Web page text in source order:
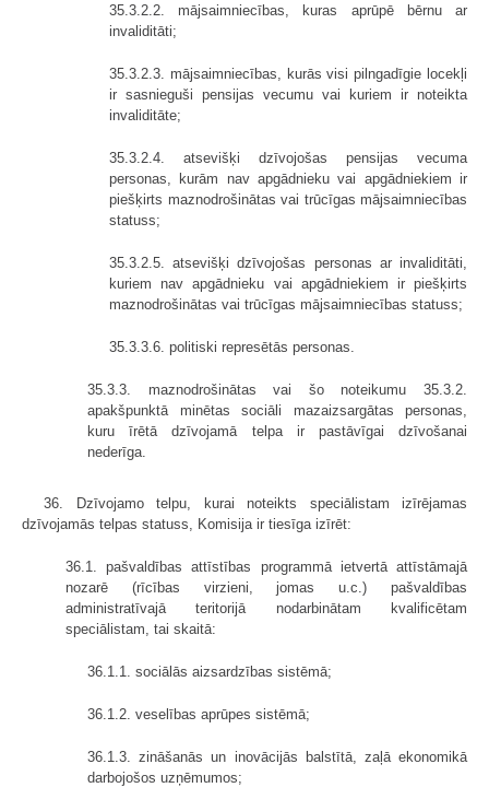
35.3.2.2. mājsaimniecības, kuras aprūpē bērnu ar
invaliditāti;
35.3.2.3. mājsaimniecības, kurās visi pilngadīgie locekļi
ir sasnieguši pensijas vecumu vai kuriem ir noteikta
invaliditāte;
35.3.2.4. atsevišķi dzīvojošas pensijas vecuma
personas, kurām nav apgādnieku vai apgādniekiem ir
piešķirts maznodrošinātas vai trūcīgas mājsaimniecības
statuss;
35.3.2.5. atsevišķi dzīvojošas personas ar invaliditāti,
kuriem nav apgādnieku vai apgādniekiem ir piešķirts
maznodrošinātas vai trūcīgas mājsaimniecības statuss;
35.3.3.6. politiski represētās personas.
35.3.3. maznodrošinātas vai šo noteikumu 35.3.2.
apakšpunktā minētas sociāli mazaizsargātas personas,
kuru īrētā dzīvojamā telpa ir pastāvīgai dzīvošanai
nederīga.
36. Dzīvojamo telpu, kurai noteikts speciālistam izīrējamas
dzīvojamās telpas statuss, Komisija ir tiesīga izīrēt:
36.1. pašvaldības attīstības programmā ietvertā attīstāmajā
nozarē (rīcības virzieni, jomas u.c.) pašvaldības
administratīvajā teritorijā nodarbinātam kvalificētam
speciālistam, tai skaitā:
36.1.1. sociālās aizsardzības sistēmā;
36.1.2. veselības aprūpes sistēmā;
36.1.3. zināšanās un inovācijās balstītā, zaļā ekonomikā
darbojošos uzņēmumos;